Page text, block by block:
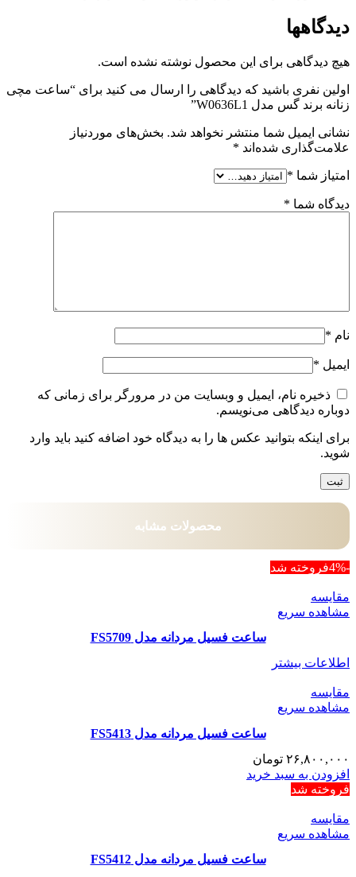
دیدگاهها
هیچ دیدگاهی برای این محصول نوشته نشده است.
اولین نفری باشید که دیدگاهی را ارسال می کنید برای “ساعت مچی
زنانه برند گس مدل W0636L1”
نشانی ایمیل شما منتشر نخواهد شد. بخش‌های موردنیاز
علامت‌گذاری شده‌اند *
امتیاز شما *
دیدگاه شما *
نام *
ایمیل *
ذخیره نام، ایمیل و وبسایت من در مرورگر برای زمانی که
دوباره دیدگاهی می‌نویسم.
برای اینکه بتوانید عکس ها را به دیدگاه خود اضافه کنید باید وارد
شوید.
محصولات مشابه
-4% فروخته شد
مقایسه
مشاهده سریع
ساعت فسیل مردانه مدل FS5709
اطلاعات بیشتر
مقایسه
مشاهده سریع
ساعت فسیل مردانه مدل FS5413
۲۶,۸۰۰,۰۰۰ تومان
افزودن به سبد خرید
فروخته شد
مقایسه
مشاهده سریع
ساعت فسیل مردانه مدل FS5412